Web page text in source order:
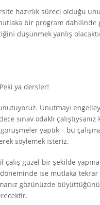
hazırlık süreci olduğu
bir program
düşünmek yanlış
ya dersler!
Unutmayı
sınav odaklı çalıştıysanız
yaptık – bu
söylemek isteriz.
çalış güzel bir şekilde
ise mutlaka tekrar
gözünüzde